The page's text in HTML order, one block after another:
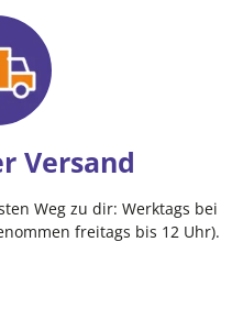
Versand
Weg zu dir: Werktags bei
freitags bis 12 Uhr).